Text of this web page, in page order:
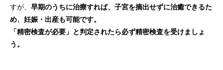
歯周疾患検診
もの忘れ検診
すが、 早期のうちに治療すれば、子宮を摘出せずに治癒できるた
め、妊娠・出産も可能です。
「精密検査が必要」と判定されたら必ず精密検査を受けましょ
う。